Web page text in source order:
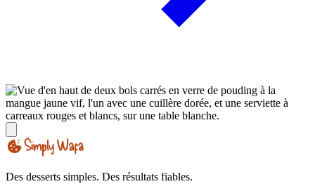
Des desserts simples. Des résultats fiables.